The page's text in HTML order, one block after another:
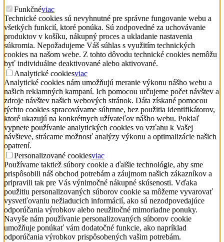
Funkčnéviac
Technické cookies sú nevyhnutné pre správne fungovanie webu a
všetkých funkcií, ktoré ponúka. Sú zodpovedné za uchovávanie
produktov v košíku, nákupný proces a ukladanie nastavenia
súkromia. Nepožadujeme Váš súhlas s využitím technických
cookies na našom webe. Z tohto dôvodu technické cookies nemôžu
byť individuálne deaktivované alebo aktivované.
Analytické cookiesviac
Analytické cookies nám umožňujú meranie výkonu nášho webu a
našich reklamných kampaní. Ich pomocou určujeme počet návštev a
zdroje návštev našich webových stránok. Dáta získané pomocou
týchto cookies spracovávame súhrnne, bez použitia identifikátorov,
ktoré ukazujú na konkrétnych užívateľov nášho webu. Pokiaľ
vypnete používanie analytických cookies vo vzťahu k Vašej
návšteve, strácame možnosť analýzy výkonu a optimalizácie našich
opatrení.
Personalizované cookiesviac
Používame taktiež súbory cookie a ďalšie technológie, aby sme
prispôsobili náš obchod potrebám a záujmom našich zákazníkov a
pripravili tak pre Vás výnimočné nákupné skúsenosti. Vďaka
použitiu personalizovaných súborov cookie sa môžeme vyvarovať
vysvetľovaniu nežiaducich informácií, ako sú nezodpovedajúce
odporúčania výrobkov alebo neužitočné mimoriadne ponuky.
Navyše nám používanie personalizovaných súborov cookie
umožňuje ponúkať vám dodatočné funkcie, ako napríklad
odporúčania výrobkov prispôsobených vašim potrebám.